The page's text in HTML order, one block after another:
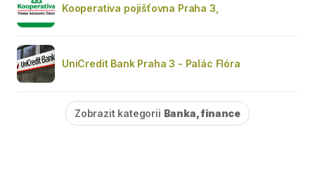
Kooperativa pojišťovna Praha 3,
UniCredit Bank Praha 3 - Palác Flóra
Zobrazit kategorii Banka, finance